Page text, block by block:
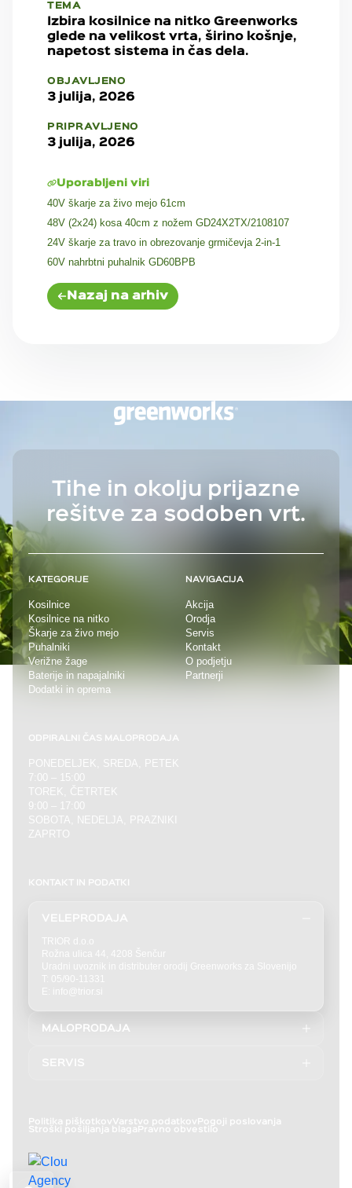
TEMA
Izbira kosilnice na nitko Greenworks
glede na velikost vrta, širino košnje,
napetost sistema in čas dela.
OBJAVLJENO
3 julija, 2026
PRIPRAVLJENO
3 julija, 2026
Uporabljeni viri
40V škarje za živo mejo 61cm
48V (2x24) kosa 40cm z nožem GD24X2TX/2108107
24V škarje za travo in obrezovanje grmičevja 2-in-1
60V nahrbtni puhalnik GD60BPB
Nazaj na arhiv
Tihe in okolju prijazne
rešitve za sodoben vrt.
KATEGORIJE
Kosilnice
Kosilnice na nitko
Škarje za živo mejo
Puhalniki
Verižne žage
Baterije in napajalniki
Dodatki in oprema
NAVIGACIJA
Akcija
Orodja
Servis
Kontakt
O podjetju
Partnerji
ODPIRALNI ČAS MALOPRODAJA
PONEDELJEK, SREDA, PETEK
7:00 – 15:00
TOREK, ČETRTEK
9:00 – 17:00
SOBOTA, NEDELJA, PRAZNIKI
ZAPRTO
KONTAKT IN PODATKI
VELEPRODAJA
TRIOR d.o.o
Rožna ulica 44, 4208 Šenčur
Uradni uvoznik in distributer orodij Greenworks za Slovenijo
T: 05/90-11331
E: info@trior.si
MALOPRODAJA
E: prodaja@akucenter.eu
SERVIS
Politika piškotkov Varstvo podatkov Pogoji poslovanja
Stroški pošiljanja blaga Pravno obvestilo